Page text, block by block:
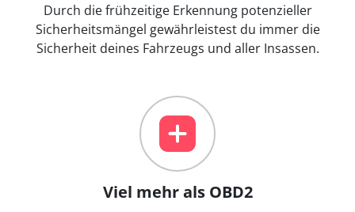
Durch die frühzeitige Erkennung potenzieller
Sicherheitsmängel gewährleistest du immer die
Sicherheit deines Fahrzeugs und aller Insassen.
Viel mehr als OBD2